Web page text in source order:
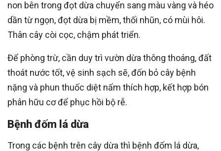
non bên trong đọt dừa chuyển sang màu vàng và héo
dần từ ngọn, đọt dừa bị mềm, thối nhũn, có mùi hôi.
Thân cây còi cọc, chậm phát triển.
Để phòng trừ, cần duy trì vườn dừa thông thoáng, đất
thoát nước tốt, vệ sinh sạch sẽ, đốn bỏ cây bệnh
nặng và phun thuốc diệt nấm thích hợp, kết hợp bón
phân hữu cơ để phục hồi bộ rễ.
Bệnh đốm lá dừa
Trong các bệnh trên cây dừa thì bệnh đốm lá dừa,